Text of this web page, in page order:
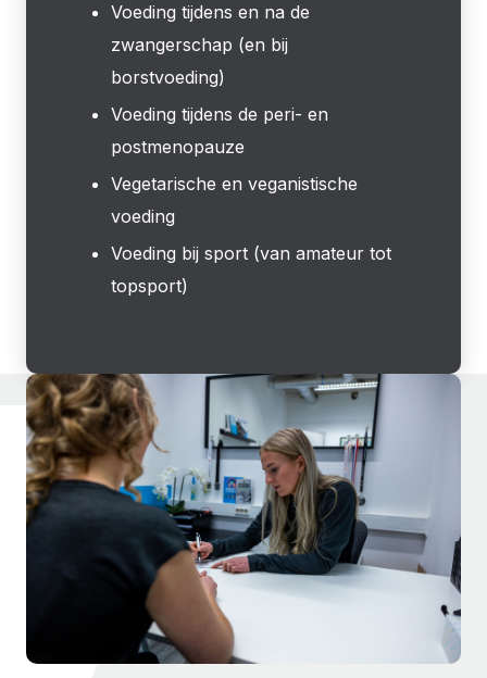
Voeding tijdens en na de
zwangerschap (en bij
borstvoeding)
Voeding tijdens de peri- en
postmenopauze
Vegetarische en veganistische
voeding
Voeding bij sport (van amateur tot
topsport)